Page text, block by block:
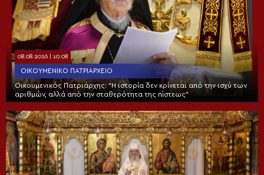
08.08.2026 | 10:08
ΟΙΚΟΥΜΕΝΙΚΌ ΠΑΤΡΙΑΡΧΕΊΟ
Οικουμενικός Πατριάρχης: “Η ιστορία δεν κρίνεται από την ισχύ των
αριθμών, αλλά από την σταθερότητα της πίστεως”